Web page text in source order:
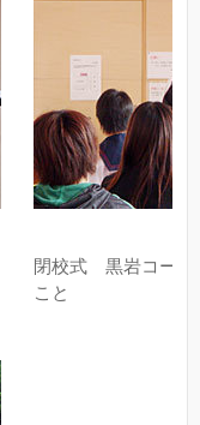
閉校式 黒岩コーチ
こと